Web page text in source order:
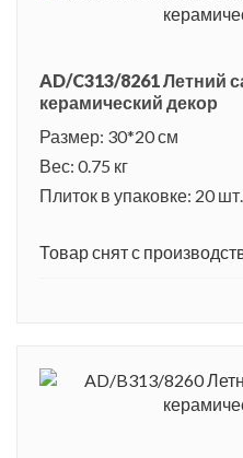
AD/C313/8261 Летний
керамический декор
Размер: 30*20 см
Вес: 0.75 кг
Плиток в упаковке: 20 шт.
Товар снят с